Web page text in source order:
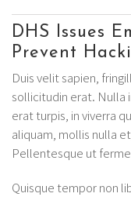
DHS Issues
Prevent
Duis velit sapien,
sollicitudin erat. Nulla
erat turpis, in viverra
aliquam, mollis nulla
Pellentesque ut
Quisque tempor non